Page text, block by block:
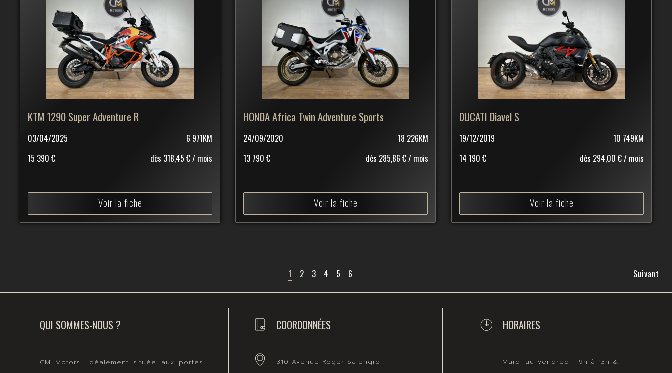
KTM 1290 Super Adventure R
03/04/2025
6 971KM
15 390 €
dès 318,45 € / mois
Voir la fiche
HONDA Africa Twin Adventure Sports
24/09/2020
18 226KM
13 790 €
dès 285,86 € / mois
Voir la fiche
DUCATI Diavel S
19/12/2019
10 749KM
14 190 €
dès 294,00 € / mois
Voir la fiche
1 2 3 4 5 6 Suivant
QUI SOMMES-NOUS ?
CM Motors, idéalement située aux portes
COORDONNÉES
310 Avenue Roger Salengro
HORAIRES
Mardi au Vendredi : 9h à 13h &